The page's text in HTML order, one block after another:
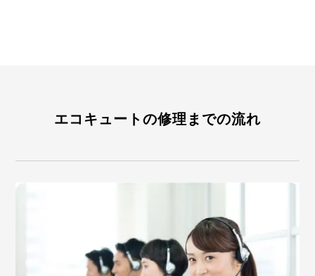
エコキュートの修理までの流れ